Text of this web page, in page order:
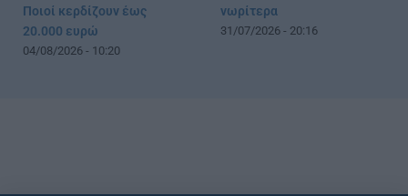
Ποιοί κερδίζουν έως
20.000 ευρώ
04/08/2026 - 10:20
νωρίτερα
31/07/2026 - 20:16